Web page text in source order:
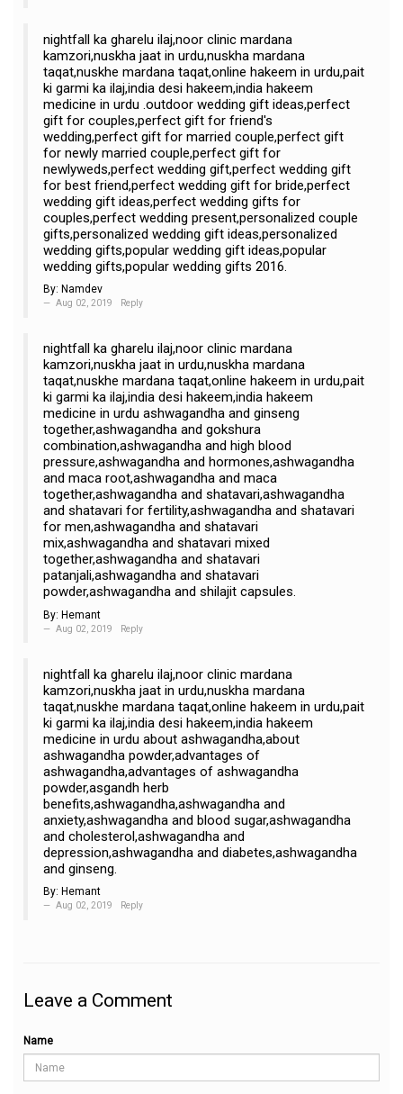
nightfall ka gharelu ilaj,noor clinic mardana
kamzori,nuskha jaat in urdu,nuskha mardana
taqat,nuskhe mardana taqat,online hakeem in urdu,pait
ki garmi ka ilaj,india desi hakeem,india hakeem
medicine in urdu .outdoor wedding gift ideas,perfect
gift for couples,perfect gift for friend's
wedding,perfect gift for married couple,perfect gift
for newly married couple,perfect gift for
newlyweds,perfect wedding gift,perfect wedding gift
for best friend,perfect wedding gift for bride,perfect
wedding gift ideas,perfect wedding gifts for
couples,perfect wedding present,personalized couple
gifts,personalized wedding gift ideas,personalized
wedding gifts,popular wedding gift ideas,popular
wedding gifts,popular wedding gifts 2016.
By: Namdev
Aug 02, 2019 Reply
nightfall ka gharelu ilaj,noor clinic mardana
kamzori,nuskha jaat in urdu,nuskha mardana
taqat,nuskhe mardana taqat,online hakeem in urdu,pait
ki garmi ka ilaj,india desi hakeem,india hakeem
medicine in urdu ashwagandha and ginseng
together,ashwagandha and gokshura
combination,ashwagandha and high blood
pressure,ashwagandha and hormones,ashwagandha
and maca root,ashwagandha and maca
together,ashwagandha and shatavari,ashwagandha
and shatavari for fertility,ashwagandha and shatavari
for men,ashwagandha and shatavari
mix,ashwagandha and shatavari mixed
together,ashwagandha and shatavari
patanjali,ashwagandha and shatavari
powder,ashwagandha and shilajit capsules.
By: Hemant
Aug 02, 2019 Reply
nightfall ka gharelu ilaj,noor clinic mardana
kamzori,nuskha jaat in urdu,nuskha mardana
taqat,nuskhe mardana taqat,online hakeem in urdu,pait
ki garmi ka ilaj,india desi hakeem,india hakeem
medicine in urdu about ashwagandha,about
ashwagandha powder,advantages of
ashwagandha,advantages of ashwagandha
powder,asgandh herb
benefits,ashwagandha,ashwagandha and
anxiety,ashwagandha and blood sugar,ashwagandha
and cholesterol,ashwagandha and
depression,ashwagandha and diabetes,ashwagandha
and ginseng.
By: Hemant
Aug 02, 2019 Reply
Leave a Comment
Name